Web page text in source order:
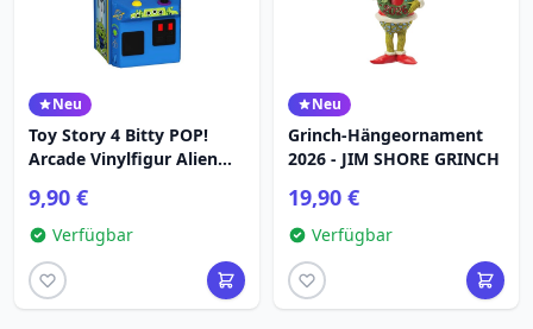
Neu
Toy Story 4 Bitty POP!
Arcade Vinylfigur Alien
9,90 €
Verfügbar
Neu
Grinch-Hängeornament
2026 - JIM SHORE GRINCH
19,90 €
Verfügbar